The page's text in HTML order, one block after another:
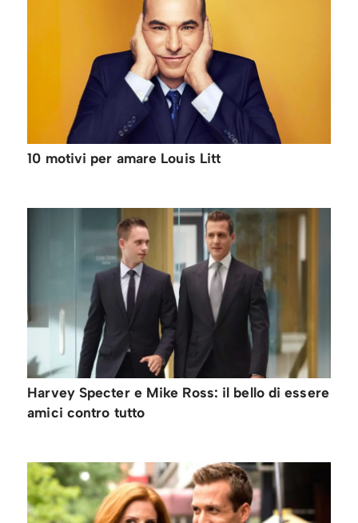
10 motivi per amare Louis Litt
Harvey Specter e Mike Ross: il bello di essere
amici contro tutto